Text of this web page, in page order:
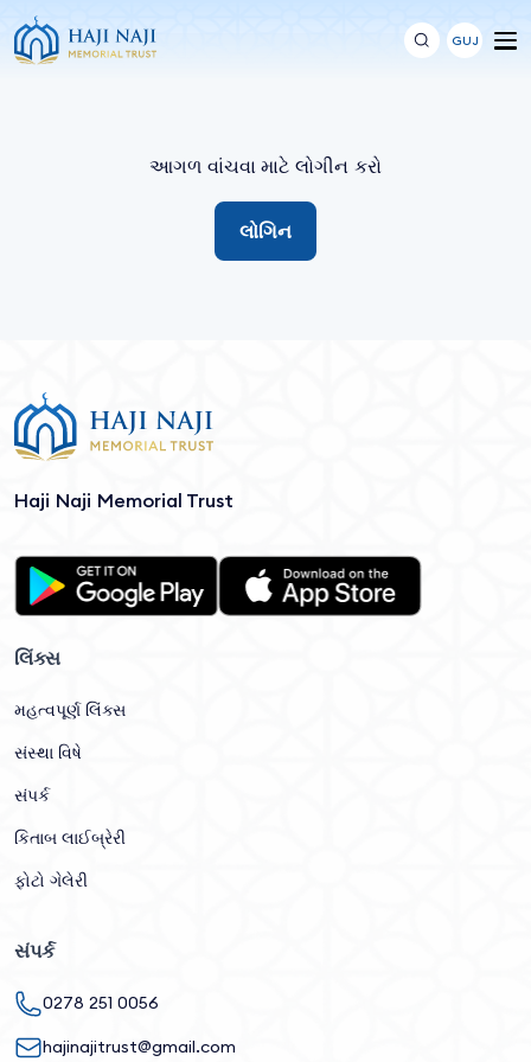
GUJ
આગળ વાંચવા માટે લોગીન કરો
લોગિન
Haji Naji Memorial Trust
લિંક્સ
મહત્વપૂર્ણ લિંક્સ
સંસ્થા વિષે
સંપર્ક
કિતાબ લાઈબ્રેરી
ફોટો ગેલેરી
સંપર્ક
0278 251 0056
hajinajitrust@gmail.com